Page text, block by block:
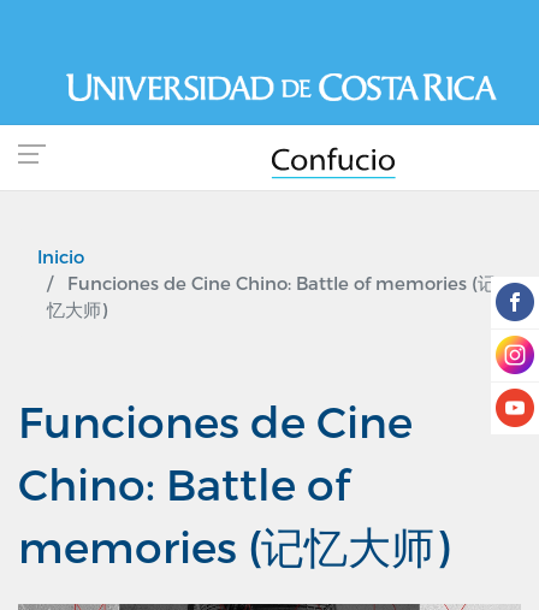
contenido
principal
Inicio
Funciones de Cine Chino: Battle of memories (记
忆大师)
Funciones de Cine
Chino: Battle of
memories (记忆大师)